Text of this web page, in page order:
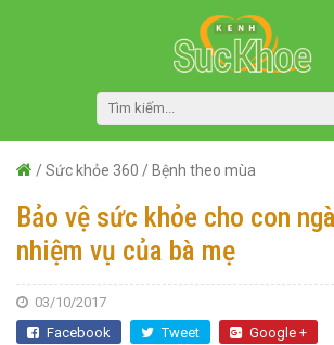
/Sức khỏe 360 / Bệnh theo mùa
Bảo vệ sức khỏe cho con
nhiệm vụ của bà mẹ
03/10/2017
Facebook
Tweet Google +